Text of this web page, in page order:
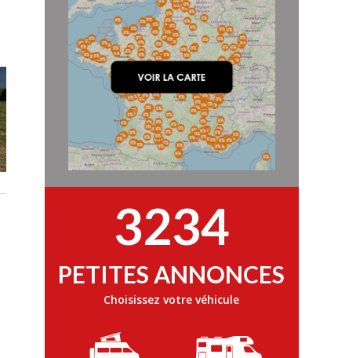
3234
PETITES ANNONCES
Choisissez votre véhicule